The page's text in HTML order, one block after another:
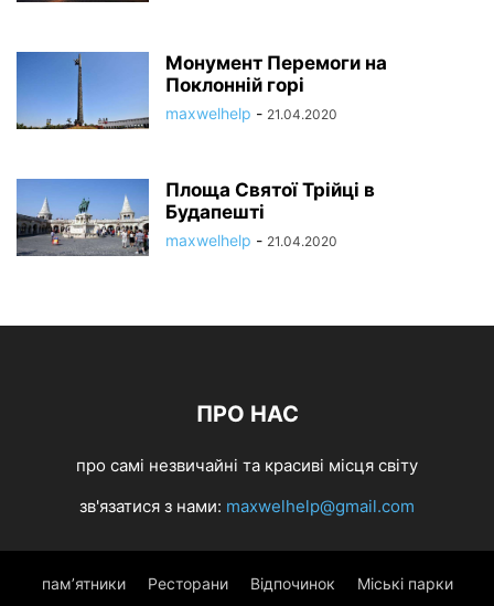
Монумент Перемоги на
Поклонній горі
maxwelhelp - 21.04.2020
Площа Святої Трійці в
Будапешті
maxwelhelp - 21.04.2020
ПРО НАС
про самі незвичайні та красиві місця світу
зв'язатися з нами: maxwelhelp@gmail.com
пам’ятники Ресторани Відпочинок Міські парки